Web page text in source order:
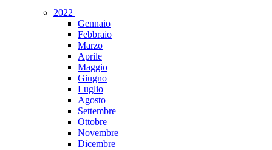
2022
Gennaio
Febbraio
Marzo
Aprile
Maggio
Giugno
Luglio
Agosto
Settembre
Ottobre
Novembre
Dicembre